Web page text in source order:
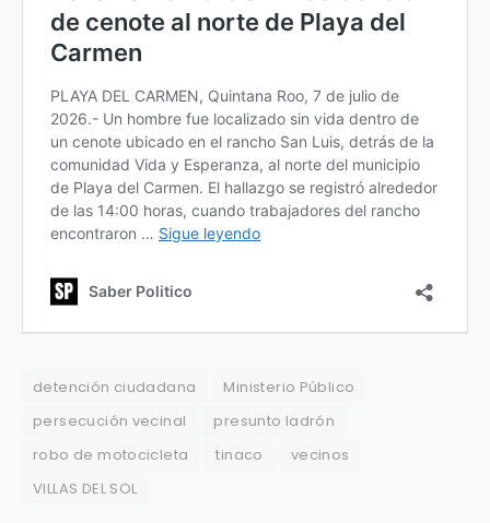
detención ciudadana
Ministerio Público
persecución vecinal
presunto ladrón
robo de motocicleta
tinaco
vecinos
VILLAS DEL SOL